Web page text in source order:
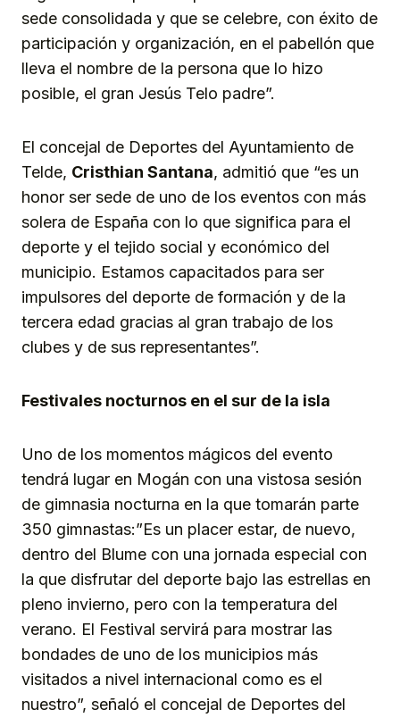
sede consolidada y que se celebre, con éxito de
participación y organización, en el pabellón que
lleva el nombre de la persona que lo hizo
posible, el gran Jesús Telo padre”.
El concejal de Deportes del Ayuntamiento de
Telde, Cristhian Santana, admitió que “es un
honor ser sede de uno de los eventos con más
solera de España con lo que significa para el
deporte y el tejido social y económico del
municipio. Estamos capacitados para ser
impulsores del deporte de formación y de la
tercera edad gracias al gran trabajo de los
clubes y de sus representantes”.
Festivales nocturnos en el sur de la isla
Uno de los momentos mágicos del evento
tendrá lugar en Mogán con una vistosa sesión
de gimnasia nocturna en la que tomarán parte
350 gimnastas:”Es un placer estar, de nuevo,
dentro del Blume con una jornada especial con
la que disfrutar del deporte bajo las estrellas en
pleno invierno, pero con la temperatura del
verano. El Festival servirá para mostrar las
bondades de uno de los municipios más
visitados a nivel internacional como es el
nuestro”, señaló el concejal de Deportes del